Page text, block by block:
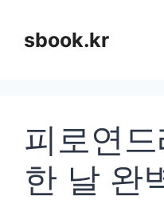
sbook.kr
피로연
한 날 완